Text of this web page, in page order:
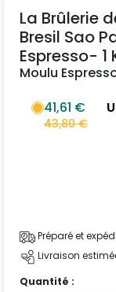
La Brûlerie
Bresil Sao
Espresso- 1
Moulu
41,61 €
43,80 €
Préparé et
Livraison
Quantité :